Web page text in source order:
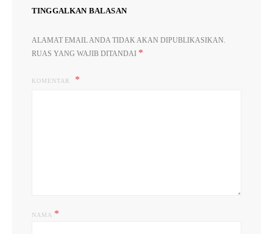
TINGGALKAN BALASAN
ALAMAT EMAIL ANDA TIDAK AKAN DIPUBLIKASIKAN.
RUAS YANG WAJIB DITANDAI *
KOMENTAR
NAMA *